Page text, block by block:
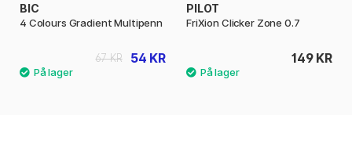
BIC
4 Colours Gradient Multipenn
54 KR
67 KR
PILOT
FriXion Clicker Zone 0.7
149 KR